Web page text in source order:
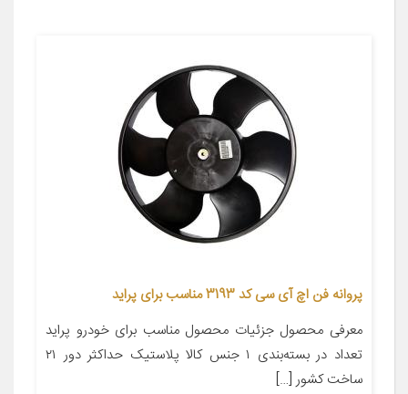
پروانه فن اچ آی سی کد 3193 مناسب برای پراید
معرفی محصول جزئیات محصول مناسب برای خودرو پراید
تعداد در بسته‌بندی ۱ جنس کالا پلاستیک حداکثر دور ۲۱
ساخت کشور […]